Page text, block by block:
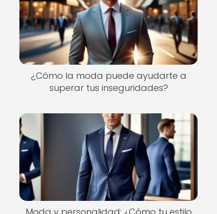
¿Cómo la moda puede ayudarte a
superar tus inseguridades?